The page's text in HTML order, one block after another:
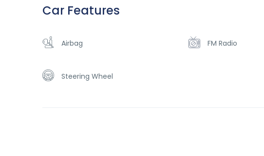
Car Features
Airbag FM Radio
Steering Wheel